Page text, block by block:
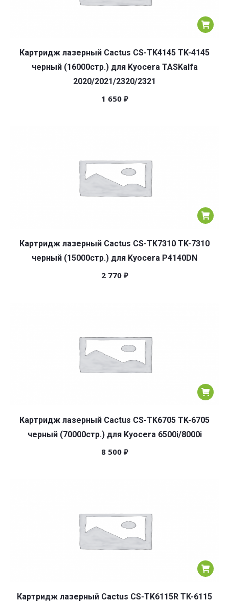
Картридж лазерный Cactus CS-TK4145 TK-4145
черный (16000стр.) для Kyocera TASKalfa
2020/2021/2320/2321
1 650 ₽
Картридж лазерный Cactus CS-TK7310 TK-7310
черный (15000стр.) для Kyocera P4140DN
2 770 ₽
Картридж лазерный Cactus CS-TK6705 TK-6705
черный (70000стр.) для Kyocera 6500i/8000i
8 500 ₽
Картридж лазерный Cactus CS-TK6115R TK-6115